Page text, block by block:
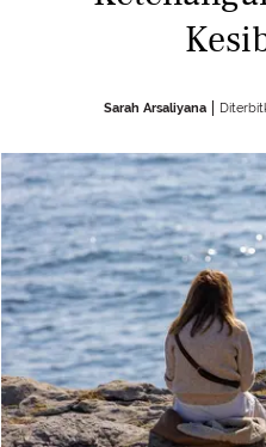
Sarah Arsaliyana